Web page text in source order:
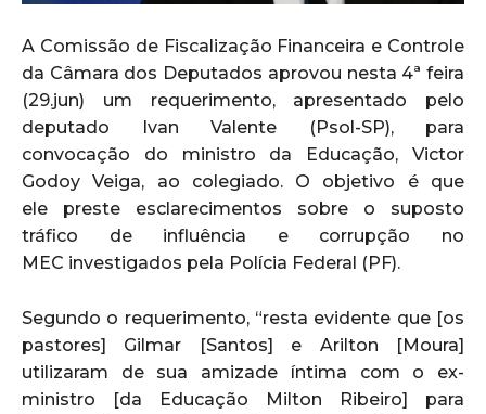
A Comissão de Fiscalização Financeira e Controle
da Câmara dos Deputados aprovou nesta 4ª feira
(29.jun) um requerimento, apresentado pelo
deputado Ivan Valente (Psol-SP), para
convocação do ministro da Educação, Victor
Godoy Veiga, ao colegiado. O objetivo é que
ele preste esclarecimentos sobre o suposto
tráfico de influência e corrupção no
MEC investigados pela Polícia Federal (PF).
Segundo o requerimento, “resta evidente que [os
pastores] Gilmar [Santos] e Arilton [Moura]
utilizaram de sua amizade íntima com o ex-
ministro [da Educação Milton Ribeiro] para